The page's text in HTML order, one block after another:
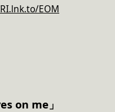
EOM
on me」